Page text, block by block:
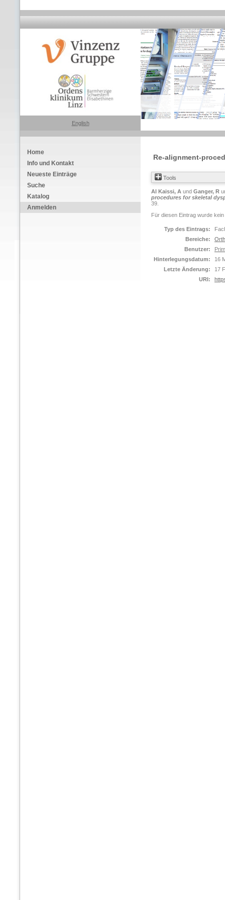
English
Home
Info und Kontakt
Neueste Einträge
Suche
Katalog
Anmelden
Re-alignment-
Tools
Al Kaissi, A und Ganger, R
procedures for skeletal
39.
Für diesen Eintrag wurde
Typ des Eintrags:
Bereiche:
Benutzer:
Hinterlegungsdatum:
16
Letzte Änderung:
17
URI: